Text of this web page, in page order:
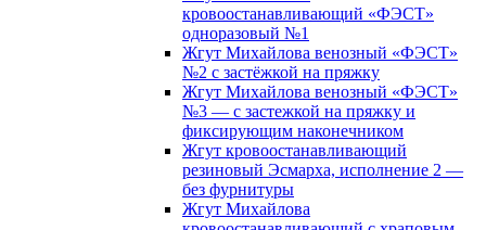
кровоостанавливающий «ФЭСТ»
одноразовый №1
Жгут Михайлова венозный «ФЭСТ»
№2 с застёжкой на пряжку
Жгут Михайлова венозный «ФЭСТ»
№3 — с застежкой на пряжку и
фиксирующим наконечником
Жгут кровоостанавливающий
резиновый Эсмарха, исполнение 2 —
без фурнитуры
Жгут Михайлова